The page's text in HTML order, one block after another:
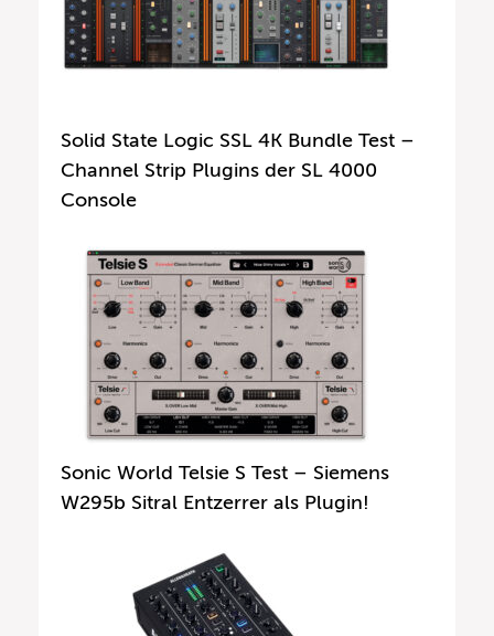
Solid State Logic SSL 4K Bundle Test –
Channel Strip Plugins der SL 4000
Console
Sonic World Telsie S Test – Siemens
W295b Sitral Entzerrer als Plugin!